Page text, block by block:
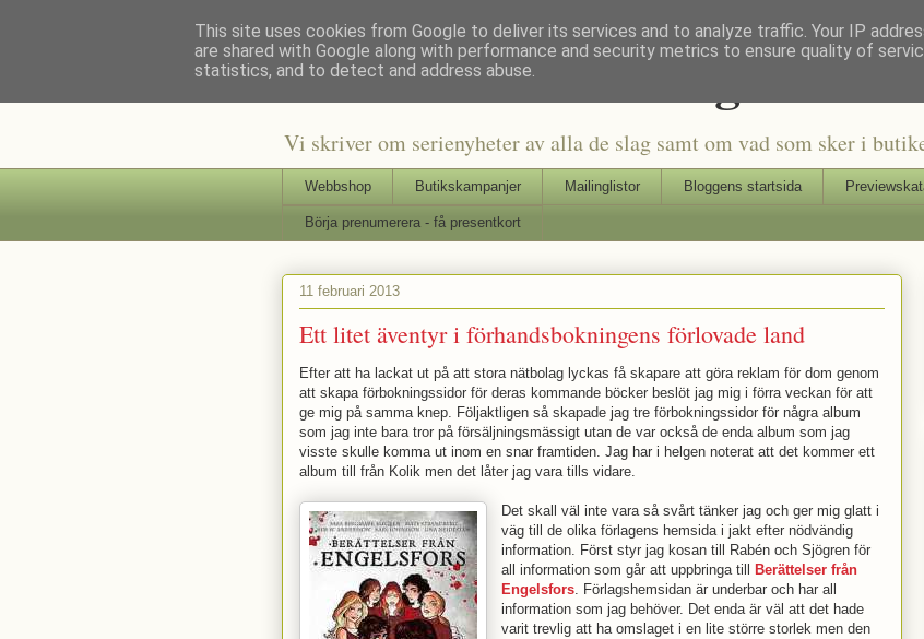
Staffars Seriers Blog
Vi skriver om serienyheter av alla de slag samt om vad som sker i
Webbshop Butikskampanjer Mailinglistor Bloggens startsida
Börja prenumerera - få presentkort
11 februari 2013
Ett litet äventyr i förhandsbokningens förlovade land
Efter att ha lackat ut på att stora nätbolag lyckas få skapare att göra reklam för dom genom
att skapa förbokningssidor för deras kommande böcker beslöt jag mig i förra veckan för att
ge mig på samma knep. Följaktligen så skapade jag tre förbokningssidor för några album
som jag inte bara tror på försäljningsmässigt utan de var också de enda album som jag
visste skulle komma ut inom en snar framtiden. Jag har i helgen noterat att det kommer ett
album till från Kolik men det låter jag vara tills vidare.
Det skall väl inte vara så svårt tänker jag och ger mig glatt i
väg till de olika förlagens hemsida i jakt efter nödvändig
information. Först styr jag kosan till Rabén och Sjögren för
all information som går att uppbringa till
Berättelser från
Engelsfors. Förlagshemsidan är underbar och har all
information som jag behöver. Det enda är väl att det hade
varit trevlig att ha omslaget i en lite större storlek men den
This site uses cookies from Google to deliver its services and to analyze traffic. Your IP
are shared with Google along with performance and security metrics to ensure quality of
statistics, and to detect and address abuse.